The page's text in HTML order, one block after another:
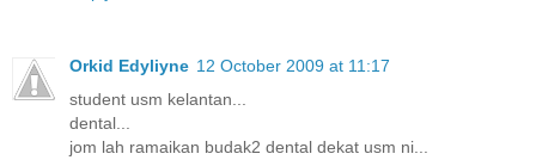
Orkid Edyliyne 12 October 2009 at 11:17
student usm kelantan...
dental...
jom lah ramaikan budak2 dental dekat usm ni...